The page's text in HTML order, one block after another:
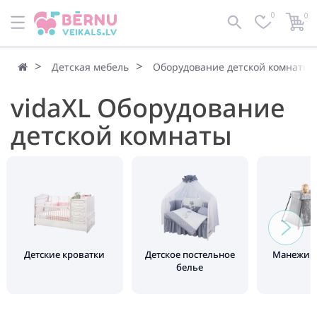
0 0
Детская мебель Оборудование детской комнаты
vidaXL Оборудование
детской комнаты
Детские кроватки
Детское постельное
белье
Манежи